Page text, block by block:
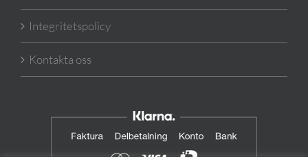
Integritetspolicy
Kontakta oss